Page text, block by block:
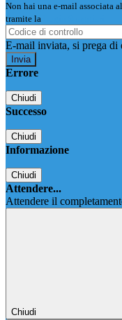
Non hai una e-mail associata
tramite la
E-mail inviata, si prega di
Errore
Chiudi
Successo
Chiudi
Informazione
Chiudi
Attendere...
Attendere il
Chiudi